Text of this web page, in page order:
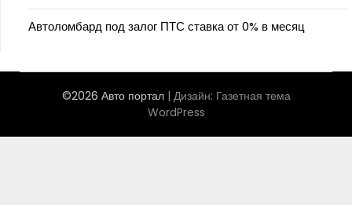
Автоломбард под залог ПТС ставка от 0% в месяц
©2026 Авто портал | Дизайн: Газетная тема
WordPress